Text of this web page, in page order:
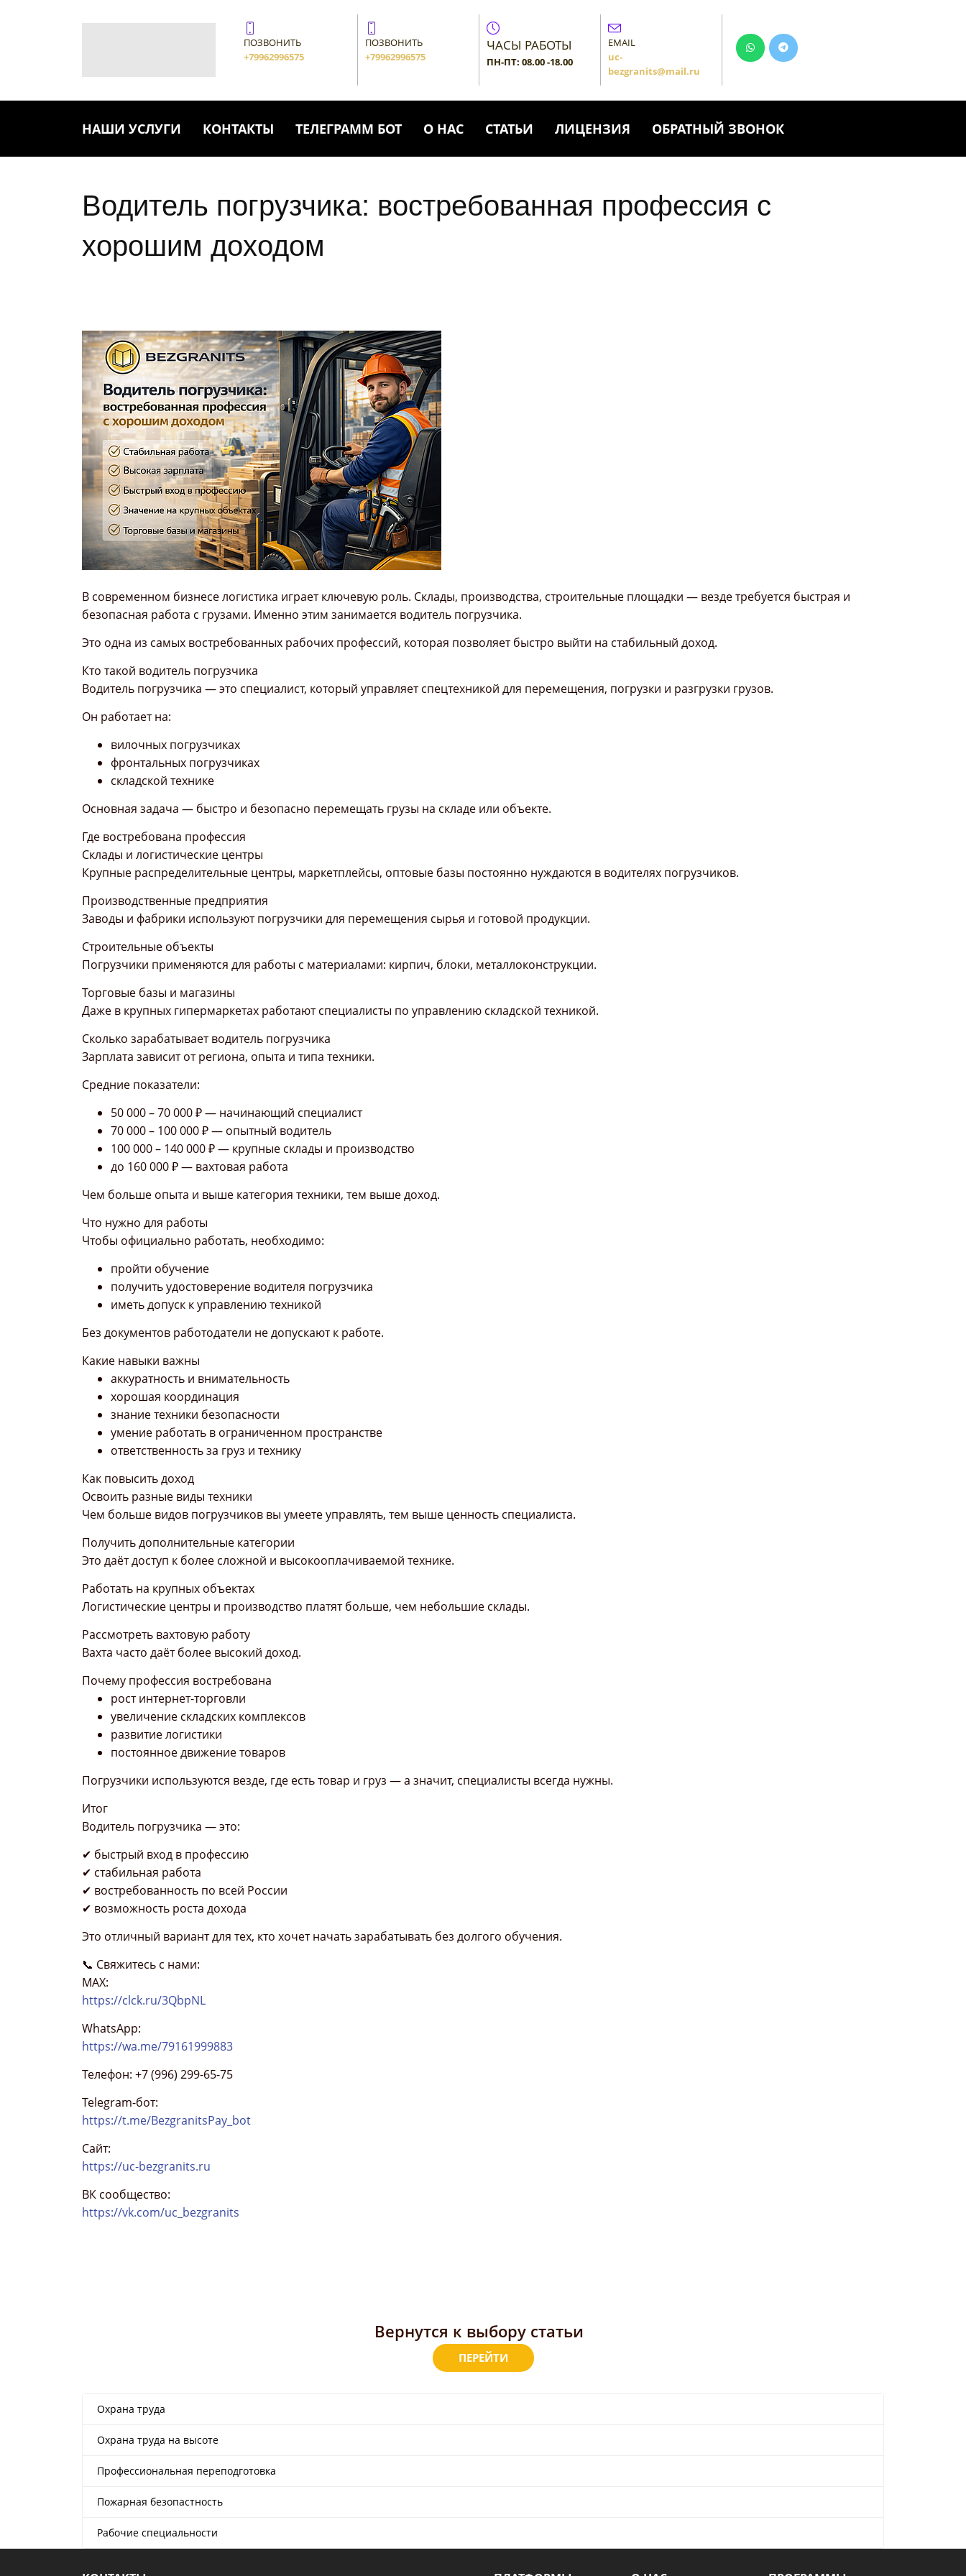
ПОЗВОНИТЬ
+79962996575
ПОЗВОНИТЬ
+79962996575
ЧАСЫ РАБОТЫ
ПН-ПТ: 08.00 -18.00
EMAIL
uc-
bezgranits@mail.ru
НАШИ УСЛУГИ КОНТАКТЫ ТЕЛЕГРАММ БОТ О НАС СТАТЬИ ЛИЦЕНЗИЯ ОБРАТНЫЙ ЗВОНОК
Водитель погрузчика: востребованная профессия с
хорошим доходом
В современном бизнесе логистика играет ключевую роль. Склады, производства, строительные площадки — везде требуется быстрая и
безопасная работа с грузами. Именно этим занимается водитель погрузчика.
Это одна из самых востребованных рабочих профессий, которая позволяет быстро выйти на стабильный доход.
Кто такой водитель погрузчика
Водитель погрузчика — это специалист, который управляет спецтехникой для перемещения, погрузки и разгрузки грузов.
Он работает на:
вилочных погрузчиках
фронтальных погрузчиках
складской технике
Основная задача — быстро и безопасно перемещать грузы на складе или объекте.
Где востребована профессия
Склады и логистические центры
Крупные распределительные центры, маркетплейсы, оптовые базы постоянно нуждаются в водителях погрузчиков.
Производственные предприятия
Заводы и фабрики используют погрузчики для перемещения сырья и готовой продукции.
Строительные объекты
Погрузчики применяются для работы с материалами: кирпич, блоки, металлоконструкции.
Торговые базы и магазины
Даже в крупных гипермаркетах работают специалисты по управлению складской техникой.
Сколько зарабатывает водитель погрузчика
Зарплата зависит от региона, опыта и типа техники.
Средние показатели:
50 000 – 70 000 ₽ — начинающий специалист
70 000 – 100 000 ₽ — опытный водитель
100 000 – 140 000 ₽ — крупные склады и производство
до 160 000 ₽ — вахтовая работа
Чем больше опыта и выше категория техники, тем выше доход.
Что нужно для работы
Чтобы официально работать, необходимо:
пройти обучение
получить удостоверение водителя погрузчика
иметь допуск к управлению техникой
Без документов работодатели не допускают к работе.
Какие навыки важны
аккуратность и внимательность
хорошая координация
знание техники безопасности
умение работать в ограниченном пространстве
ответственность за груз и технику
Как повысить доход
Освоить разные виды техники
Чем больше видов погрузчиков вы умеете управлять, тем выше ценность специалиста.
Получить дополнительные категории
Это даёт доступ к более сложной и высокооплачиваемой технике.
Работать на крупных объектах
Логистические центры и производство платят больше, чем небольшие склады.
Рассмотреть вахтовую работу
Вахта часто даёт более высокий доход.
Почему профессия востребована
рост интернет-торговли
увеличение складских комплексов
развитие логистики
постоянное движение товаров
Погрузчики используются везде, где есть товар и груз — а значит, специалисты всегда нужны.
Итог
Водитель погрузчика — это:
✔ быстрый вход в профессию
✔ стабильная работа
✔ востребованность по всей России
✔ возможность роста дохода
Это отличный вариант для тех, кто хочет начать зарабатывать без долгого обучения.
📞 Свяжитесь с нами:
МАХ:
https://clck.ru/3QbpNL
WhatsApp:
https://wa.me/79161999883
Телефон: +7 (996) 299-65-75
Telegram-бот:
https://t.me/BezgranitsPay_bot
Сайт:
https://uc-bezgranits.ru
ВК сообщество:
https://vk.com/uc_bezgranits
Вернутся к выбору статьи
ПЕРЕЙТИ
Охрана труда
Охрана труда на высоте
Профессиональная переподготовка
Пожарная безопастность
Рабочие специальности